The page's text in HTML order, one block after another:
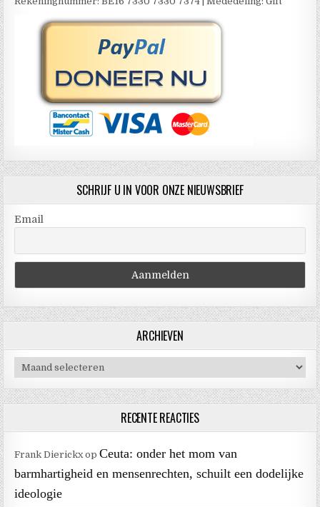
SCHRIJF U IN VOOR ONZE NIEUWSBRIEF
Email
ARCHIEVEN
Archieven
RECENTE REACTIES
Frank DierickxopCeuta: onder het mom van
barmhartigheid en mensenrechten, schuilt een dodelijke
ideologie